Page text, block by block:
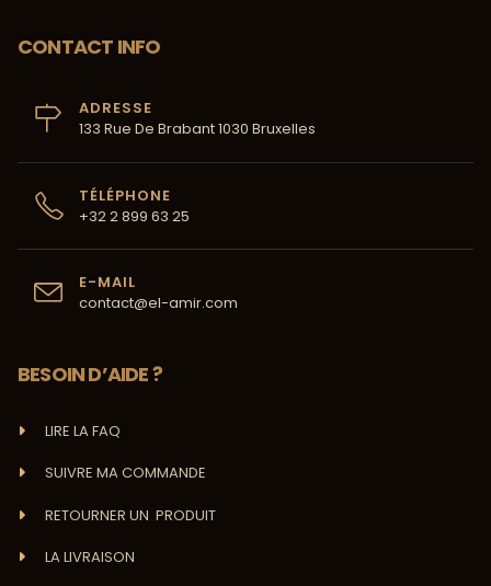
CONTACT INFO
ADRESSE
133 Rue De Brabant 1030 Bruxelles
TÉLÉPHONE
+32 2 899 63 25
E-MAIL
contact@el-amir.com
BESOIN D’AIDE ?
LIRE LA FAQ
SUIVRE MA COMMANDE
RETOURNER UN PRODUIT
LA LIVRAISON